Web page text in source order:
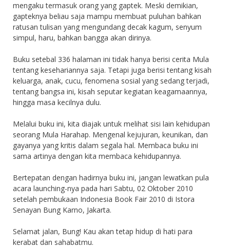
mengaku termasuk orang yang gaptek. Meski demikian,
gapteknya beliau saja mampu membuat puluhan bahkan
ratusan tulisan yang mengundang decak kagum, senyum
simpul, haru, bahkan bangga akan dirinya.
Buku setebal 336 halaman ini tidak hanya berisi cerita Mula
tentang kesehariannya saja. Tetapi juga berisi tentang kisah
keluarga, anak, cucu, fenomena sosial yang sedang terjadi,
tentang bangsa ini, kisah seputar kegiatan keagamaannya,
hingga masa kecilnya dulu.
Melalui buku ini, kita diajak untuk melihat sisi lain kehidupan
seorang Mula Harahap. Mengenal kejujuran, keunikan, dan
gayanya yang kritis dalam segala hal. Membaca buku ini
sama artinya dengan kita membaca kehidupannya.
Bertepatan dengan hadirnya buku ini, jangan lewatkan pula
acara launching-nya pada hari Sabtu, 02 Oktober 2010
setelah pembukaan Indonesia Book Fair 2010 di Istora
Senayan Bung Karno, Jakarta.
Selamat jalan, Bung! Kau akan tetap hidup di hati para
kerabat dan sahabatmu.